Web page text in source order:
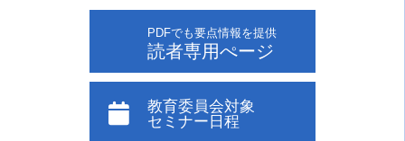
PDFでも要点情報を提供
読者専用ぺージ
教育委員会対象
セミナー日程